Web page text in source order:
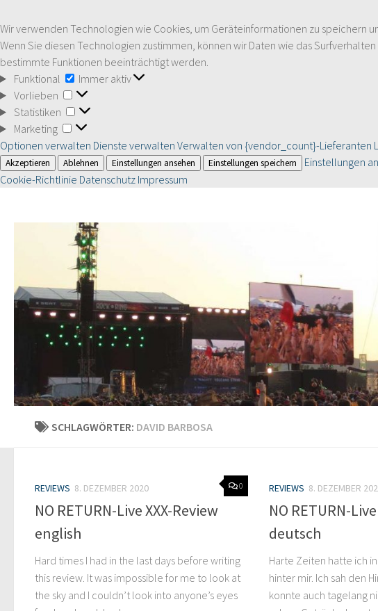
Wir verwenden Technologien wie Cookies, um Geräteinformationen zu speichern
Wenn Sie diesen Technologien zustimmen, können wir Daten wie das
bestimmte Funktionen beeinträchtigt werden.
Funktional
Funktional
Immer aktiv
Vorlieben
Vorlieben
Statistiken
Statistiken
Marketing
Marketing
Optionen verwalten Dienste verwalten Verwalten von {vendor_count}-Lieferanten
Akzeptieren Ablehnen Einstellungen ansehen Einstellungen speichern
Einstellungen
Cookie-Richtlinie Datenschutz Impressum
SCHLAGWÖRTER: DAVID BARBOSA
0
REVIEWS 8. DEZEMBER 2020
NO RETURN-Live XXX-Review
english
Hard times I had in the last days before writing
this review. It was impossible for me to look at
the sky and I couldn’t look into anyone’s eyes
REVIEWS 8. DEZEMBER
NO RETURN-
deutsch
Harte Zeiten hatte ich
hinter mir. Ich sah den
konnte auch tagelang